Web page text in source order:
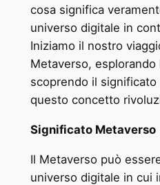
cosa significa
universo digitale in
Iniziamo il nostro
Metaverso,
scoprendo il
questo concetto
Significato Metaverso
Il Metaverso può
universo digitale in cui